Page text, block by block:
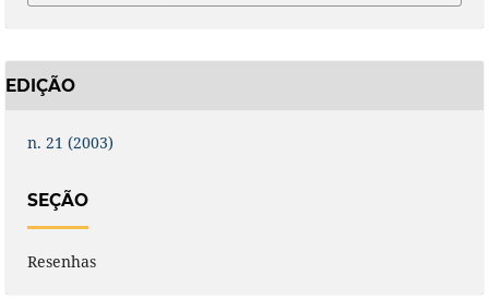
EDIÇÃO
n. 21 (2003)
SEÇÃO
Resenhas